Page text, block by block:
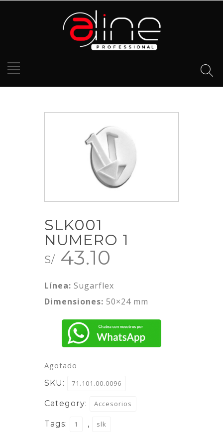
SLK001
NUMERO 1
S/ 43.10
Línea: Sugarflex
Dimensiones: 50×24 mm
Agotado
SKU: 71.101.00.0096
Category: Accesorios
Tags: 1 , slk